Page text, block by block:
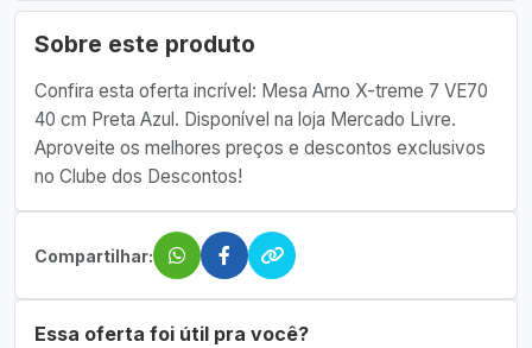
Sobre este produto
Confira esta oferta incrível: Mesa Arno X-treme 7 VE70
40 cm Preta Azul. Disponível na loja Mercado Livre.
Aproveite os melhores preços e descontos exclusivos
no Clube dos Descontos!
Compartilhar:
Essa oferta foi útil pra você?